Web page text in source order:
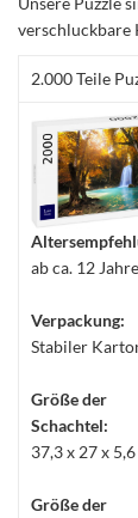
verschluckbare
2.000 Teile
ab ca. 12
Verpackung:
Stabiler
Größe der
Schachtel:
37,3 x 27 x
Größe der